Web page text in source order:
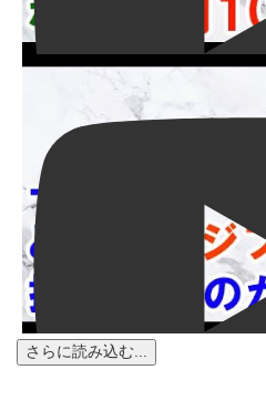
さらに読み込む...